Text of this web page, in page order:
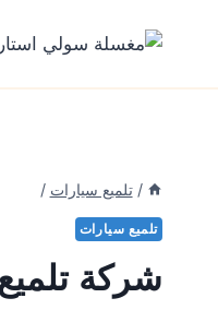
/ تلميع سيارات /
تلميع سيارات
شركة